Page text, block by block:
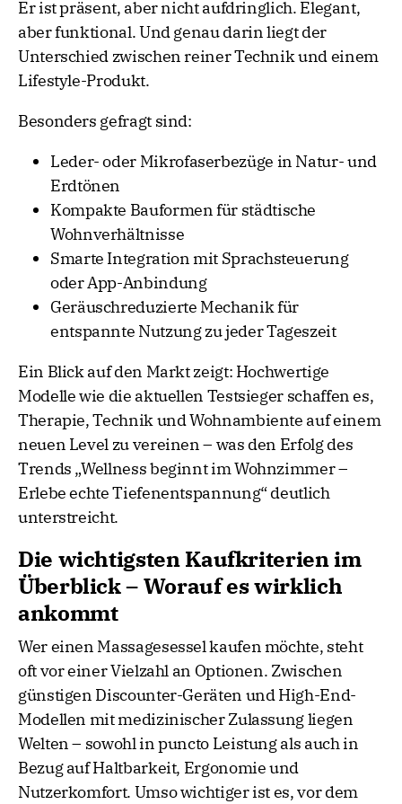
Er ist präsent, aber nicht aufdringlich. Elegant,
aber funktional. Und genau darin liegt der
Unterschied zwischen reiner Technik und einem
Lifestyle-Produkt.
Besonders gefragt sind:
Leder- oder Mikrofaserbezüge in Natur- und
Erdtönen
Kompakte Bauformen für städtische
Wohnverhältnisse
Smarte Integration mit Sprachsteuerung
oder App-Anbindung
Geräuschreduzierte Mechanik für
entspannte Nutzung zu jeder Tageszeit
Ein Blick auf den Markt zeigt: Hochwertige
Modelle wie die aktuellen Testsieger schaffen es,
Therapie, Technik und Wohnambiente auf einem
neuen Level zu vereinen – was den Erfolg des
Trends „Wellness beginnt im Wohnzimmer –
Erlebe echte Tiefenentspannung“ deutlich
unterstreicht.
Die wichtigsten Kaufkriterien im
Überblick – Worauf es wirklich
ankommt
Wer einen Massagesessel kaufen möchte, steht
oft vor einer Vielzahl an Optionen. Zwischen
günstigen Discounter-Geräten und High-End-
Modellen mit medizinischer Zulassung liegen
Welten – sowohl in puncto Leistung als auch in
Bezug auf Haltbarkeit, Ergonomie und
Nutzerkomfort. Umso wichtiger ist es, vor dem